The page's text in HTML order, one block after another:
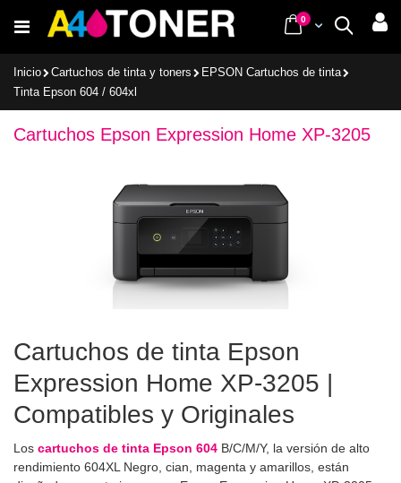
al
Buscar
Cart
0items
Inicio Cartuchos de tinta y toners
EPSON Cartuchos de tinta
Tinta Epson 604 / 604xl
Cartuchos Epson Expression Home XP-3205
Cartuchos de tinta Epson
Expression Home XP-3205 |
Compatibles y Originales
Los cartuchos de tinta Epson 604 B/C/M/Y, la versión de alto
rendimiento 604XL Negro, cian, magenta y amarillos, están